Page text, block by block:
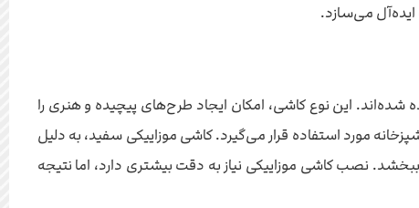
می‌سازد.
این نوع کاشی، امکان ایجاد طرح‌های پیچیده و هنری را
مورد استفاده قرار می‌گیرد. کاشی موزاییکی سفید، به دلیل
نصب کاشی موزاییکی نیاز به دقت بیشتری دارد، اما نتیجه